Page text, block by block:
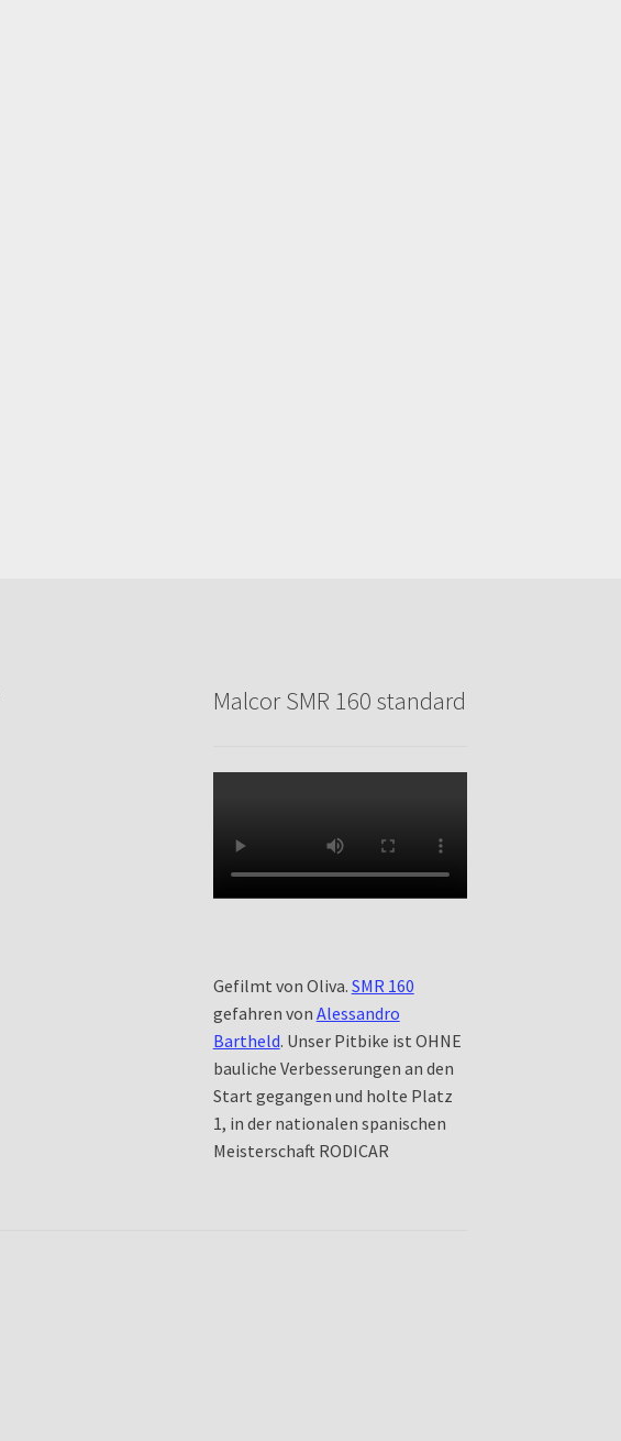
Malcor SMR 160 standard
Gefilmt von Oliva. SMR 160
gefahren von Alessandro
Bartheld. Unser Pitbike ist OHNE
bauliche Verbesserungen an den
Start gegangen und holte Platz
1, in der nationalen spanischen
Meisterschaft RODICAR